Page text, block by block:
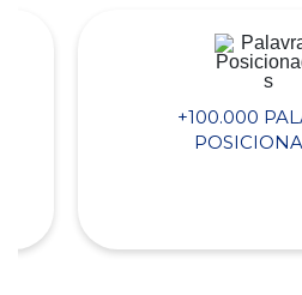
+100.000